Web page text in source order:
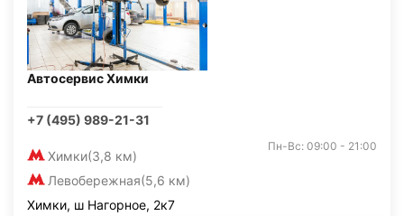
Автосервис Химки
+7 (495) 989-21-31
Химки(3,8 км)
Левобережная(5,6 км)
Пн-Вс: 09:00 - 21:00
Химки, ш Нагорное, 2к7